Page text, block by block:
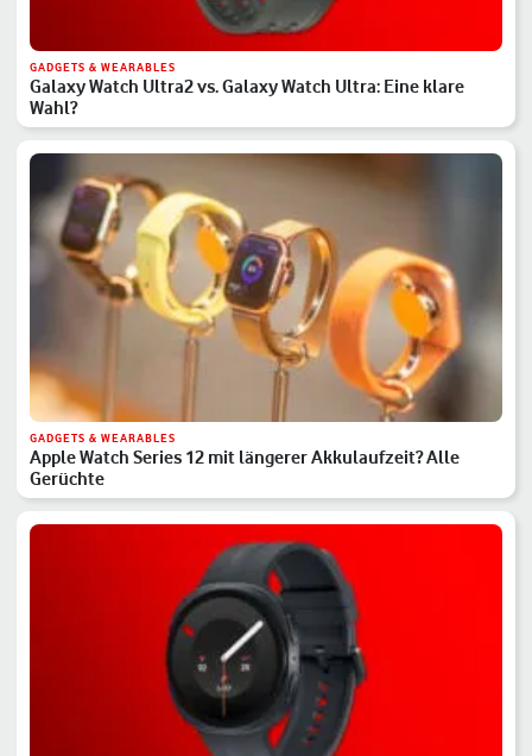
GADGETS & WEARABLES
Galaxy Watch Ultra2 vs. Galaxy Watch Ultra: Eine klare
Wahl?
GADGETS & WEARABLES
Apple Watch Series 12 mit längerer Akkulaufzeit? Alle
Gerüchte